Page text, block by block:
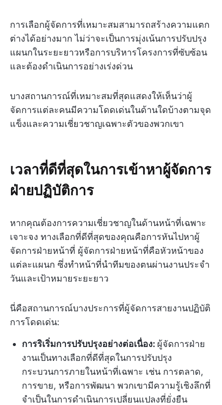
การเลือกผู้จัดการที่เหมาะสมสามารถสร้างความแตก
ต่างได้อย่างมาก ไม่ว่าจะเป็นการมุ่งเน้นการปรับปรุง
แผนกในระยะยาวหรือการบริหารโครงการที่ซับซ้อน
และต้องดำเนินการอย่างเร่งด่วน
บางสถานการณ์ที่เหมาะสมที่สุดแสดงให้เห็นว่าผู้
จัดการแต่ละคนมีความโดดเด่นในด้านใดบ้างตามจุด
แข็งและความเชี่ยวชาญเฉพาะตัวของพวกเขา
เวลาที่ดีที่สุดในการเข้าหาผู้จัดการ
ฝ่ายปฏิบัติการ
หากคุณต้องการความเชี่ยวชาญในด้านหน้าที่เฉพาะ
เจาะจง ทางเลือกที่ดีที่สุดของคุณคือการหันไปหาผู้
จัดการฝ่ายหน้าที่ ผู้จัดการฝ่ายหน้าที่คือหัวหน้าของ
แต่ละแผนก ซึ่งทำหน้าที่นำทีมของตนผ่านงานประจำ
วันและเป้าหมายระยะยาว
นี่คือสถานการณ์บางประการที่ผู้จัดการสายงานปฏิบัติ
การโดดเด่น:
การริเริ่มการปรับปรุงอย่างต่อเนื่อง: ผู้จัดการฝ่าย
งานเป็นทางเลือกที่ดีที่สุดในการปรับปรุง
กระบวนการภายในหน้าที่เฉพาะ เช่น การตลาด,
การขาย, หรือการพัฒนา พวกเขามีความรู้เชิงลึกที่
จำเป็นในการดำเนินการเปลี่ยนแปลงที่ยั่งยืน